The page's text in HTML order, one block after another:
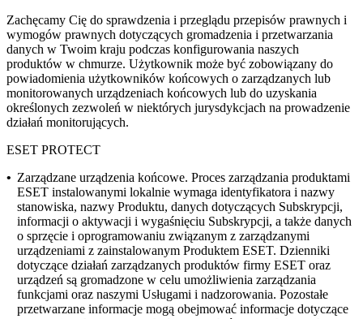
Zachęcamy Cię do sprawdzenia i przeglądu przepisów prawnych i
wymogów prawnych dotyczących gromadzenia i przetwarzania
danych w Twoim kraju podczas konfigurowania naszych
produktów w chmurze. Użytkownik może być zobowiązany do
powiadomienia użytkowników końcowych o zarządzanych lub
monitorowanych urządzeniach końcowych lub do uzyskania
określonych zezwoleń w niektórych jurysdykcjach na prowadzenie
działań monitorujących.
ESET PROTECT
• Zarządzane urządzenia końcowe. Proces zarządzania produktami
ESET instalowanymi lokalnie wymaga identyfikatora i nazwy
stanowiska, nazwy Produktu, danych dotyczących Subskrypcji,
informacji o aktywacji i wygaśnięciu Subskrypcji, a także danych
o sprzęcie i oprogramowaniu związanym z zarządzanymi
urządzeniami z zainstalowanym Produktem ESET. Dzienniki
dotyczące działań zarządzanych produktów firmy ESET oraz
urządzeń są gromadzone w celu umożliwienia zarządzania
funkcjami oraz naszymi Usługami i nadzorowania. Pozostałe
przetwarzane informacje mogą obejmować informacje dotyczące